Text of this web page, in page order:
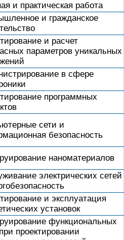
и практическая работа
и гражданское
и расчет
параметров уникальных
в сфере
программных
сети и
безопасность
наноматериалов
электрических сетей
и эксплуатация
установок
функциональных
проектировании